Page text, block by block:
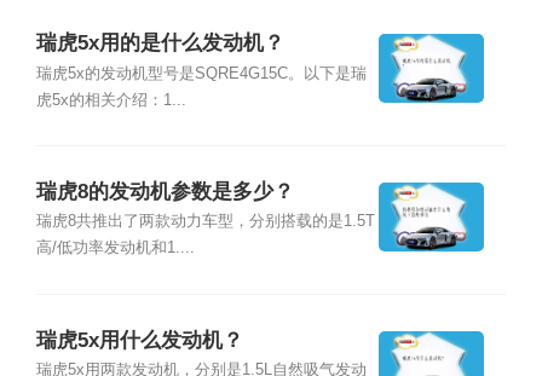
瑞虎5x用的是什么发动机？
瑞虎5x的发动机型号是SQRE4G15C。以下是瑞
虎5x的相关介绍：1...
瑞虎8的发动机参数是多少？
瑞虎8共推出了两款动力车型，分别搭载的是1.5T
高/低功率发动机和1....
瑞虎5x用什么发动机？
瑞虎5x用两款发动机，分别是1.5L自然吸气发动